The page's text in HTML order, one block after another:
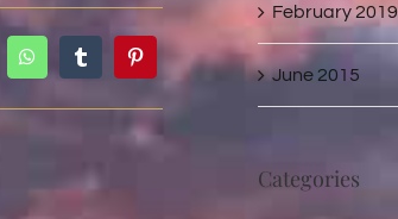
February 2019
June 2015
Categories